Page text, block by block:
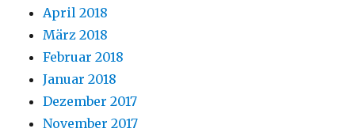
April 2018
März 2018
Februar 2018
Januar 2018
Dezember 2017
November 2017